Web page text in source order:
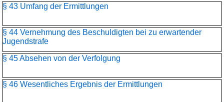
§ 43 Umfang der Ermittlungen
§ 44 Vernehmung des Beschuldigten bei zu erwartender
Jugendstrafe
§ 45 Absehen von der Verfolgung
§ 46 Wesentliches Ergebnis der Ermittlungen